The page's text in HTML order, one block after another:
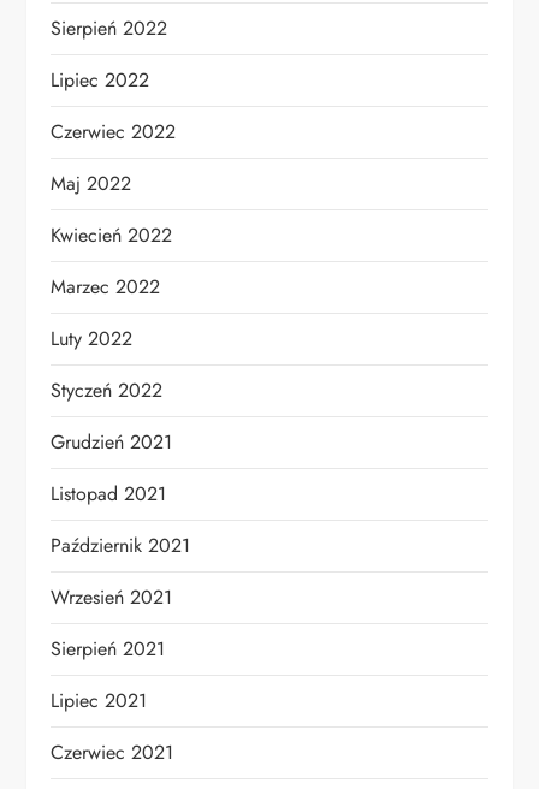
Sierpień 2022
Lipiec 2022
Czerwiec 2022
Maj 2022
Kwiecień 2022
Marzec 2022
Luty 2022
Styczeń 2022
Grudzień 2021
Listopad 2021
Październik 2021
Wrzesień 2021
Sierpień 2021
Lipiec 2021
Czerwiec 2021